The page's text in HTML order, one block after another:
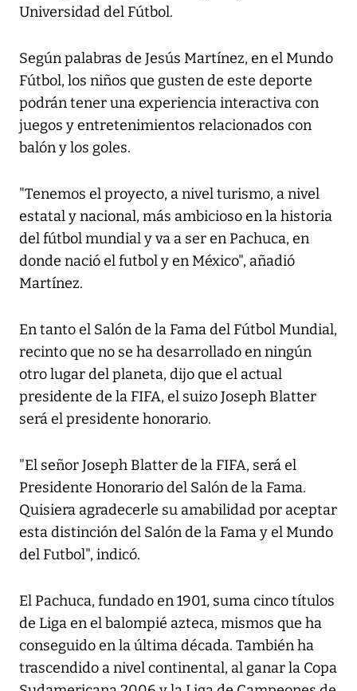
Universidad del Fútbol.
Según palabras de Jesús Martínez, en el Mundo
Fútbol, los niños que gusten de este deporte
podrán tener una experiencia interactiva con
juegos y entretenimientos relacionados con
balón y los goles.
"Tenemos el proyecto, a nivel turismo, a nivel
estatal y nacional, más ambicioso en la historia
del fútbol mundial y va a ser en Pachuca, en
donde nació el futbol y en México", añadió
Martínez.
En tanto el Salón de la Fama del Fútbol Mundial,
recinto que no se ha desarrollado en ningún
otro lugar del planeta, dijo que el actual
presidente de la FIFA, el suizo Joseph Blatter
será el presidente honorario.
"El señor Joseph Blatter de la FIFA, será el
Presidente Honorario del Salón de la Fama.
Quisiera agradecerle su amabilidad por aceptar
esta distinción del Salón de la Fama y el Mundo
del Futbol", indicó.
El Pachuca, fundado en 1901, suma cinco títulos
de Liga en el balompié azteca, mismos que ha
conseguido en la última década. También ha
trascendido a nivel continental, al ganar la Copa